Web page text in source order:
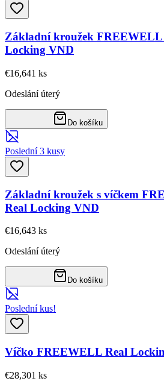
Základní kroužek FREEWELL
Locking VND
€16,641 ks
Odeslání úterý
Do košíku
Poslední 3 kusy
Základní kroužek s víčkem
Real Locking VND
€16,643 ks
Odeslání úterý
Do košíku
Poslední kus!
Víčko FREEWELL Real
€28,301 ks